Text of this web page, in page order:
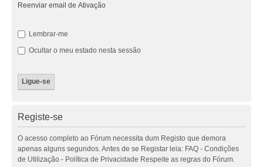
Reenviar email de Ativação
Lembrar-me
Ocultar o meu estado nesta sessão
Registe-se
O acesso completo ao Fórum necessita dum Registo que demora
apenas alguns segundos. Antes de se Registar leia: FAQ - Condições
de Utilização - Política de Privacidade Respeite as regras do Fórum.